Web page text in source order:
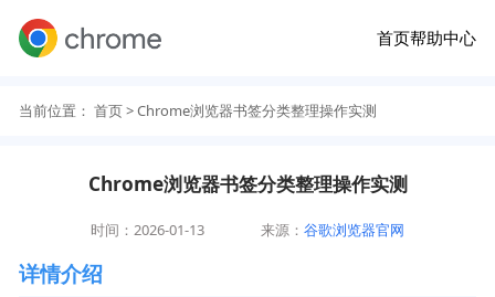
首页帮助中心
当前位置： 首页> Chrome浏览器书签分类整理操作实测
Chrome浏览器书签分类整理操作实测
时间：2026-01-13 来源：谷歌浏览器官网
详情介绍